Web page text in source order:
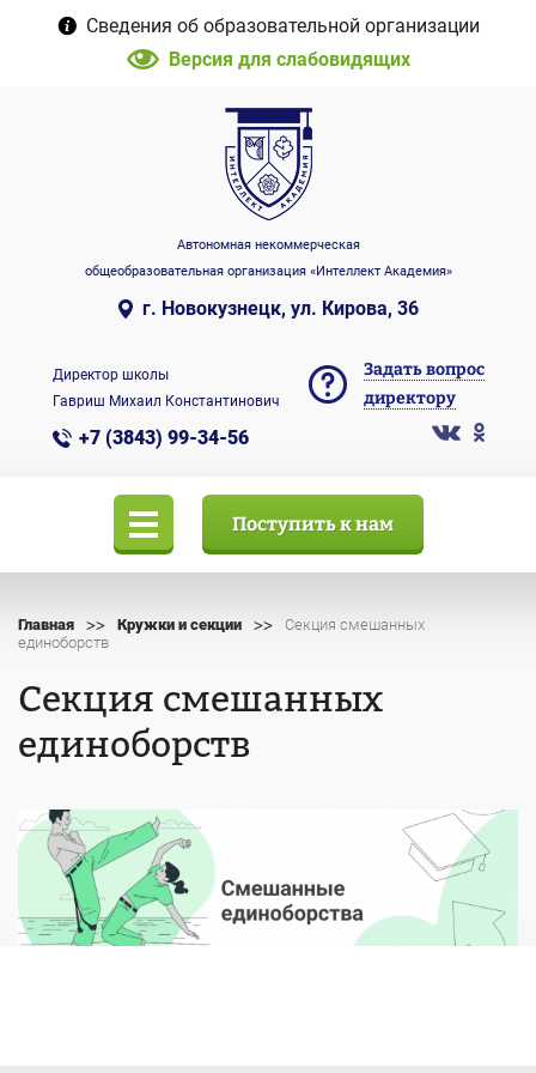
Сведения об образовательной организации
Версия для слабовидящих
Автономная некоммерческая
общеобразовательная организация «Интеллект Академия»
г. Новокузнецк, ул. Кирова, 36
Директор школы
Гавриш Михаил Константинович
+7 (3843) 99-34-56
Задать вопрос
директору
Поступить к нам
Главная >> Кружки и секции >>
Секция смешанных
единоборств
Секция смешанных
единоборств